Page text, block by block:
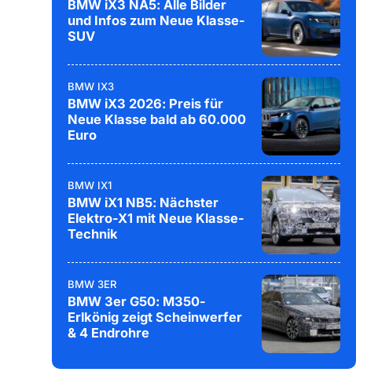
BMW iX3 NA5: Alle Bilder
und Infos zum Neue Klasse-
SUV
BMW IX3
BMW iX3 2026: Preis für
Neue Klasse bald ab 60.000
Euro
BMW IX1
BMW iX1 NB5: Nächster
Elektro-X1 mit Neue Klasse-
Technik
BMW 3ER
BMW 3er G50: M350-
Erlkönig zeigt Scheinwerfer
& 4 Endrohre